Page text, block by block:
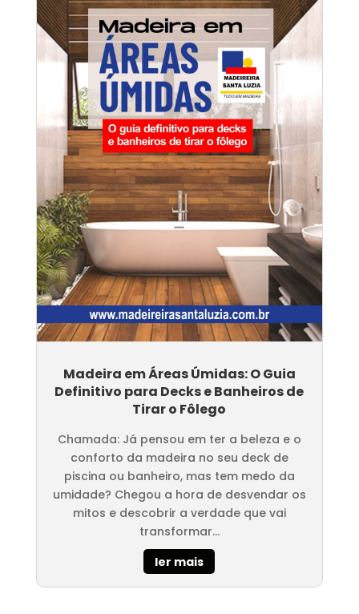
Madeira em Áreas Úmidas: O Guia
Definitivo para Decks e Banheiros de
Tirar o Fôlego
Chamada: Já pensou em ter a beleza e o
conforto da madeira no seu deck de
piscina ou banheiro, mas tem medo da
umidade? Chegou a hora de desvendar os
mitos e descobrir a verdade que vai
transformar...
ler mais